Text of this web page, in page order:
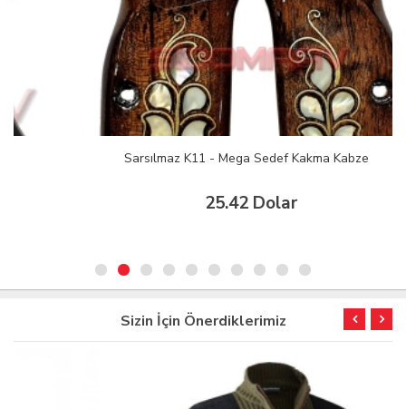
Sarsılmaz K11 - Mega Sedef Kakma Kabze
25.42 Dolar
Sizin İçin Önerdiklerimiz